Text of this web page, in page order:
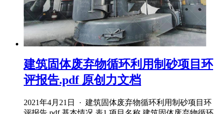
建筑固体废弃物循环利用制砂项目环
评报告.pdf 原创力文档
2021年4月21日 · 建筑固体废弃物循环利用制砂项目环